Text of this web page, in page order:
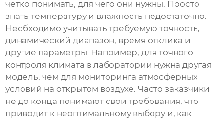
четко понимать, для чего они нужны. Просто
знать температуру и влажность недостаточно.
Необходимо учитывать требуемую точность,
динамический диапазон, время отклика и
другие параметры. Например, для точного
контроля климата в лаборатории нужна другая
модель, чем для мониторинга атмосферных
условий на открытом воздухе. Часто заказчики
не до конца понимают свои требования, что
приводит к неоптимальному выбору и, как